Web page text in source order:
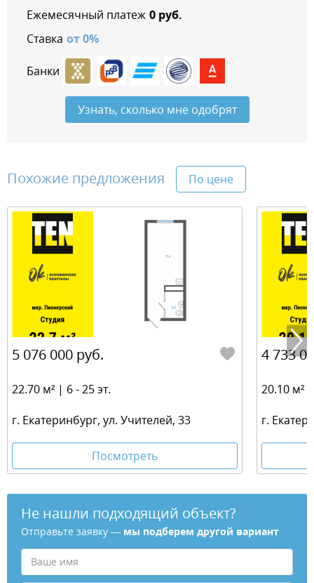
Ежемесячный платеж 0руб.
Ставка от0%
Банки
Узнать, сколько мне одобрят
Похожие предложения По цене
5 076 000 руб.
22.70 м² | 6 - 25 эт.
г. Екатеринбург, ул. Учителей, 33
Посмотреть
4 733
20.10 м²
г.
Не нашли подходящий объект?
Отправьте заявку — мы подберем другой вариант